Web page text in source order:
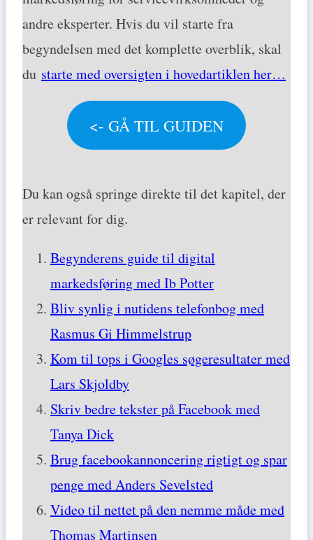
andre eksperter. Hvis du vil starte fra
begyndelsen med det komplette overblik, skal
du starte med oversigten i hovedartiklen her…
<- GÅ TIL GUIDEN
Du kan også springe direkte til det kapitel, der
er relevant for dig.
Begynderens guide til digital
markedsføring med Ib Potter
Bliv synlig i nutidens telefonbog med
Rasmus Gi Himmelstrup
Kom til tops i Googles søgeresultater med
Lars Skjoldby
Skriv bedre tekster på Facebook med
Tanya Dick
Brug facebookannoncering rigtigt og spar
penge med Anders Sevelsted
Video til nettet på den nemme måde med
Thomas Martinsen